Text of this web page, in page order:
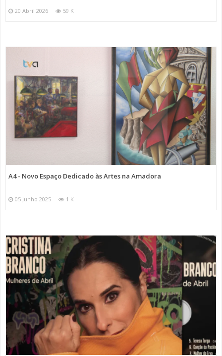
20 Abril 2026 59 K
A4 - Novo Espaço Dedicado às Artes na Amadora
05 Junho 2025 1 K